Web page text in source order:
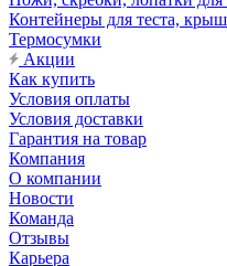
Контейнеры для теста,
Термосумки
Акции
Как купить
Условия оплаты
Условия доставки
Гарантия на товар
Компания
О компании
Новости
Команда
Отзывы
Карьера